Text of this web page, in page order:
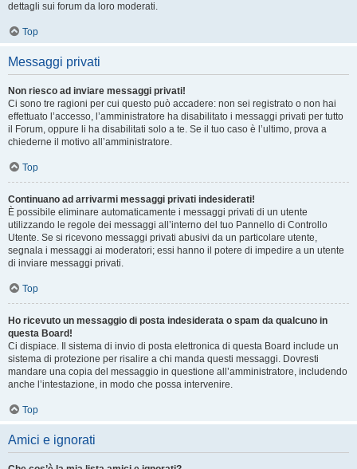
dettagli sui forum da loro moderati.
Top
Messaggi privati
Non riesco ad inviare messaggi privati!
Ci sono tre ragioni per cui questo può accadere: non sei registrato o non hai
effettuato l’accesso, l’amministratore ha disabilitato i messaggi privati per tutto
il Forum, oppure li ha disabilitati solo a te. Se il tuo caso è l’ultimo, prova a
chiederne il motivo all’amministratore.
Top
Continuano ad arrivarmi messaggi privati indesiderati!
È possibile eliminare automaticamente i messaggi privati ​​di un utente
utilizzando le regole dei messaggi all’interno del tuo Pannello di Controllo
Utente. Se si ricevono messaggi privati ​​abusivi da un particolare utente,
segnala i messaggi ai moderatori; essi hanno il potere di impedire a un utente
di inviare messaggi privati​​.
Top
Ho ricevuto un messaggio di posta indesiderata o spam da qualcuno in
questa Board!
Ci dispiace. Il sistema di invio di posta elettronica di questa Board include un
sistema di protezione per risalire a chi manda questi messaggi. Dovresti
mandare una copia del messaggio in questione all’amministratore, includendo
anche l’intestazione, in modo che possa intervenire.
Top
Amici e ignorati